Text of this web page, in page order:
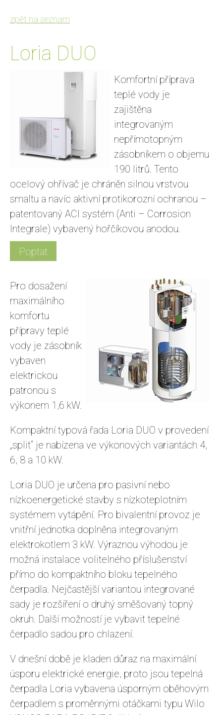
zpět na seznam
Loria DUO
Komfortní příprava
teplé vody je
zajištěna
integrovaným
nepřímotopným
zásobníkem o objemu
190 litrů. Tento
ocelový ohřívač je chráněn silnou vrstvou
smaltu a navíc aktivní protikorozní ochranou –
patentovaný ACI systém (Anti – Corrosion
Integrale) vybavený hořčíkovou anodou.
Poptat
Pro dosažení
maximálního
komfortu
přípravy teplé
vody je zásobník
vybaven
elektrickou
patronou s
výkonem 1,6 kW.
Kompaktní typová řada Loria DUO v provedení
„split“ je nabízena ve výkonových variantách 4,
6, 8 a 10 kW.
Loria DUO je určena pro pasivní nebo
nízkoenergetické stavby s nízkoteplotním
systémem vytápění. Pro bivalentní provoz je
vnitřní jednotka doplněna integrovaným
elektrokotlem 3 kW. Výraznou výhodou je
možná instalace volitelného příslušenství
přímo do kompaktního bloku tepelného
čerpadla. Nejčastější variantou integrované
sady je rozšíření o druhý směšovaný topný
okruh. Další možností je vybavit tepelné
čerpadlo sadou pro chlazení.
V dnešní době je kladen důraz na maximální
úsporu elektrické energie, proto jsou tepelná
čerpadla Loria vybavena úsporným oběhovým
čerpadlem s proměnnými otáčkami typu Wilo